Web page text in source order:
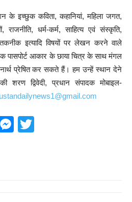
के इच्छुक कविता, कहानियां, महिला जगत,
राजनीति, धर्म-कर्म, साहित्य एवं संस्कृति,
तकनीक इत्यादि विषयों पर लेखन करने वाले
पासपोर्ट आकार के छाया चित्र के साथ मंगल
प्रेषित कर सकते हैं। हम उन्हें स्थान देने
शरण द्विवेदी, प्रधान संपादक मोबाइल-
T
M